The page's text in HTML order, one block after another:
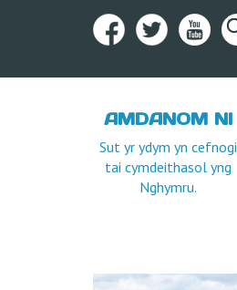
AMDANOM NI
Sut yr ydym yn cefnogi
tai cymdeithasol yng
Nghymru.